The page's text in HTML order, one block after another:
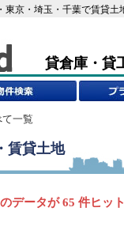
京・埼玉・千葉で賃貸土
貸倉庫・貸
て一覧
賃貸土地
データが 65 件ヒット